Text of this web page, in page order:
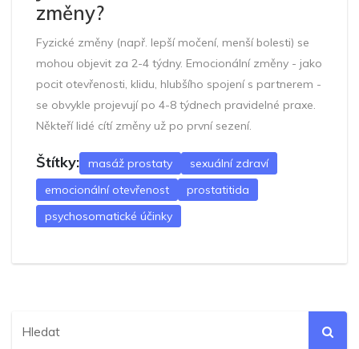
změny?
Fyzické změny (např. lepší močení, menší bolesti) se
mohou objevit za 2-4 týdny. Emocionální změny - jako
pocit otevřenosti, klidu, hlubšího spojení s partnerem -
se obvykle projevují po 4-8 týdnech pravidelné praxe.
Někteří lidé cítí změny už po první sezení.
Štítky: masáž prostaty
sexuální zdraví
emocionální otevřenost
prostatitida
psychosomatické účinky